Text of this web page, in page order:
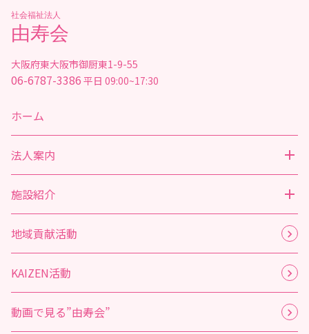
社会福祉法人
由寿会
大阪府東大阪市御厨東1-9-55
06-6787-3386 平日 09:00~17:30
ホーム
法人案内
施設紹介
地域貢献活動
KAIZEN活動
動画で見る”由寿会”